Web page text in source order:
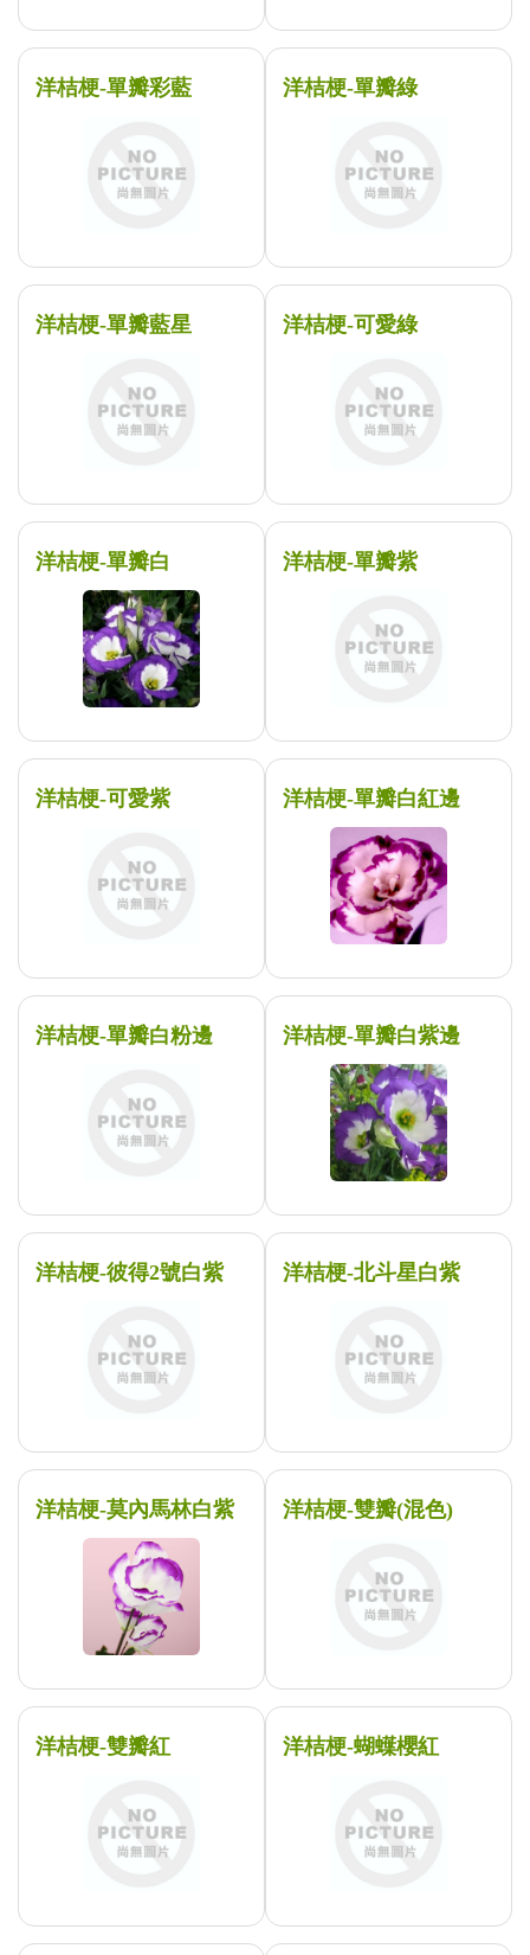
洋桔梗-單瓣彩藍 洋桔梗-單瓣綠
洋桔梗-單瓣藍星 洋桔梗-可愛綠
洋桔梗-單瓣白 洋桔梗-單瓣紫
洋桔梗-可愛紫 洋桔梗-單瓣白紅邊
洋桔梗-單瓣白粉邊 洋桔梗-單瓣白紫邊
洋桔梗-彼得2號白紫 洋桔梗-北斗星白紫
洋桔梗-莫內馬林白紫 洋桔梗-雙瓣(混色)
洋桔梗-雙瓣紅 洋桔梗-蝴蠂櫻紅